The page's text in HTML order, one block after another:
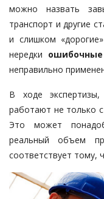
можно назвать
транспорт и другие
и слишком
нередки
неправильно
В ходе
работают не только
Это может
реальный объем
соответствует тому,